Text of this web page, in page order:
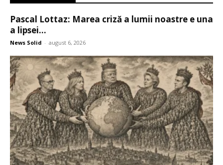
Pascal Lottaz: Marea criză a lumii noastre e una
a lipsei...
News Solid - august 6, 2026